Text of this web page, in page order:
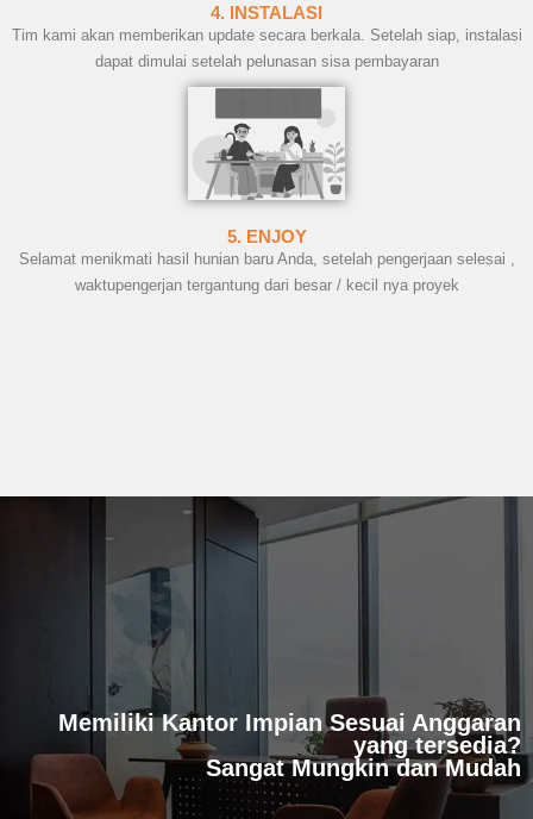
4. INSTALASI
Tim kami akan memberikan update secara berkala. Setelah siap, instalasi
dapat dimulai setelah pelunasan sisa pembayaran
5. ENJOY
Selamat menikmati hasil hunian baru Anda, setelah pengerjaan selesai ,
waktupengerjan tergantung dari besar / kecil nya proyek
Memiliki Kantor Impian Sesuai Anggaran
yang tersedia?
Sangat Mungkin dan Mudah